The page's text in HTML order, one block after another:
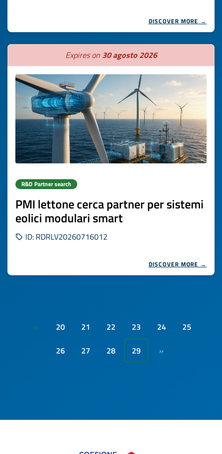
DISCOVER MORE →
Expires on 30 agosto 2026
R&D Partner search
PMI lettone cerca partner per sistemi
eolici modulari smart
ID: RDRLV20260716012
DISCOVER MORE →
« 20 21 22 23 24
25
26
27 28 29 »